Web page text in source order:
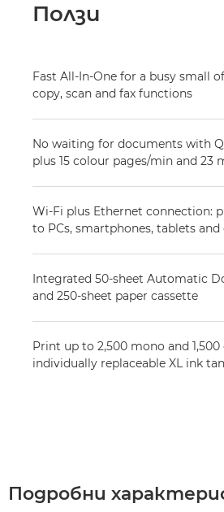
Ползи
Fast All-In-One for a busy small
copy, scan and fax functions
No waiting for documents with
plus 15 colour pages/min and 23
Wi-Fi plus Ethernet connection:
to PCs, smartphones, tablets and
Integrated 50-sheet Automatic
and 250-sheet paper cassette
Print up to 2,500 mono and
individually replaceable XL ink
Подробни